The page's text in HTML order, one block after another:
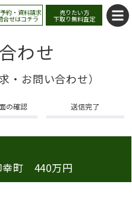
約・資料請求
合せはコチラ
売りたい方
下取り無料査定
わせ
・お問い合わせ）
の確認 送信完了
幸町 440万円